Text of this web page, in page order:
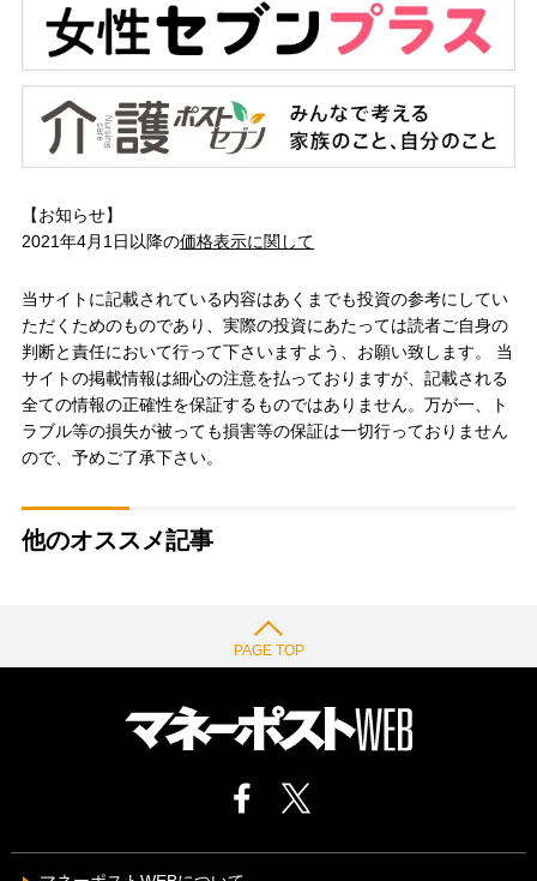
【お知らせ】
2021年4月1日以降の価格表示に関して
当サイトに記載されている内容はあくまでも投資の参考にしてい
ただくためのものであり、実際の投資にあたっては読者ご自身の
判断と責任において行って下さいますよう、お願い致します。 当
サイトの掲載情報は細心の注意を払っておりますが、記載される
全ての情報の正確性を保証するものではありません。万が一、ト
ラブル等の損失が被っても損害等の保証は一切行っておりません
ので、予めご了承下さい。
他のオススメ記事
PAGE TOP